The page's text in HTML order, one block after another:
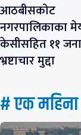
आठबीसकोट
नगरपालिकाका
केसीसहित ११
भ्रष्टाचार मुद्दा
# एक